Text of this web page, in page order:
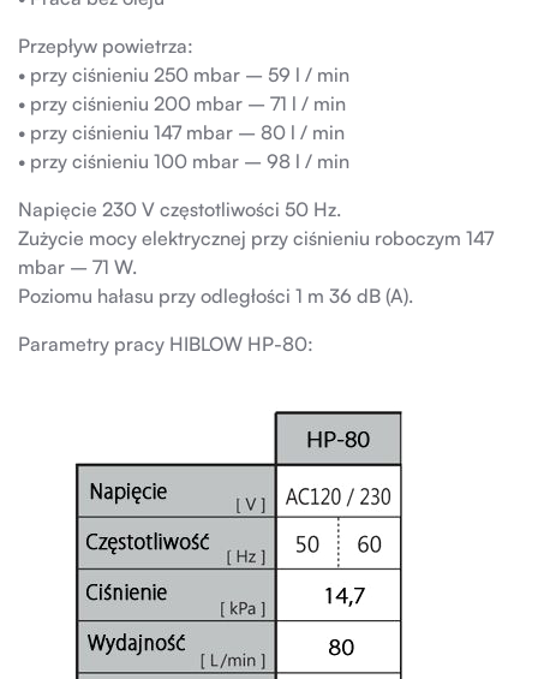
Przepływ powietrza:
• przy ciśnieniu 250 mbar – 59 l / min
• przy ciśnieniu 200 mbar – 71 l / min
• przy ciśnieniu 147 mbar – 80 l / min
• przy ciśnieniu 100 mbar – 98 l / min
Napięcie 230 V częstotliwości 50 Hz.
Zużycie mocy elektrycznej przy ciśnieniu roboczym 147
mbar – 71 W.
Poziomu hałasu przy odległości 1 m 36 dB (A).
Parametry pracy HIBLOW HP-80: